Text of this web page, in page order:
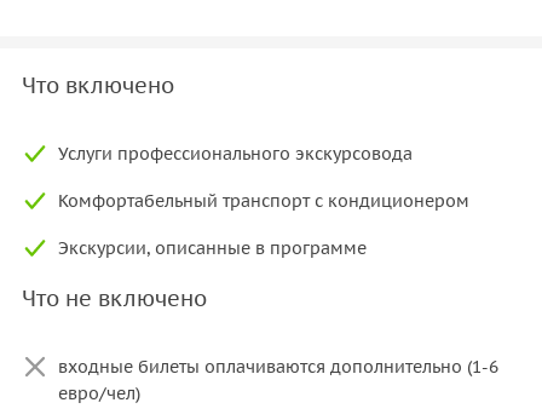
Что включено
Услуги профессионального экскурсовода
Комфортабельный транспорт с кондиционером
Экскурсии, описанные в программе
Что не включено
входные билеты оплачиваются дополнительно (1-6
евро/чел)